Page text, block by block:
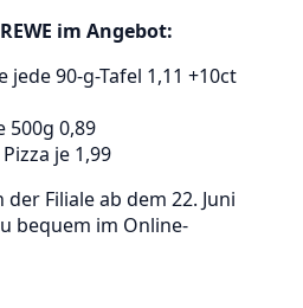
im Angebot:
jede 90-g-Tafel 1,11 +10ct
500g 0,89
je 1,99
der Filiale ab dem 22. Juni
bequem im Online-